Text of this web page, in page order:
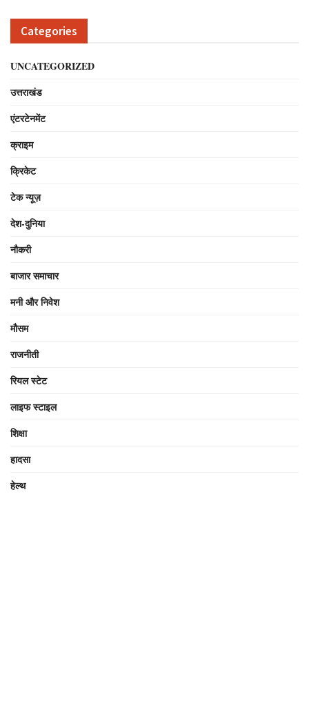
Categories
UNCATEGORIZED
उत्तराखंड
एंटरटेनमेंट
क्राइम
क्रिकेट
टेक न्यूज़
देश-दुनिया
नौकरी
बाजार समाचार
मनी और निवेश
मौसम
राजनीती
रियल स्टेट
लाइफ स्टाइल
शिक्षा
हादसा
हेल्थ